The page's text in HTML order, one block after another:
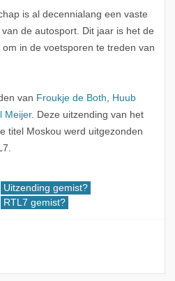
is al decennialang een vaste
de autosport. Dit jaar is het de
om in de voetsporen te treden van
van Froukje de Both, Huub
Meijer. Deze uitzending van het
titel Moskou werd uitgezonden
Uitzending gemist?
RTL7 gemist?